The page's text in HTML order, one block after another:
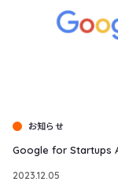
お知らせ
Google for Startups
2023.12.05